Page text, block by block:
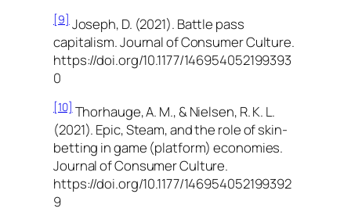
[9]Joseph, D. (2021). Battle pass
capitalism. Journal of Consumer Culture.
https://doi.org/10.1177/146954052199393
0
[10]Thorhauge, A. M., & Nielsen, R. K. L.
(2021). Epic, Steam, and the role of skin-
betting in game (platform) economies.
Journal of Consumer Culture.
https://doi.org/10.1177/146954052199392
9